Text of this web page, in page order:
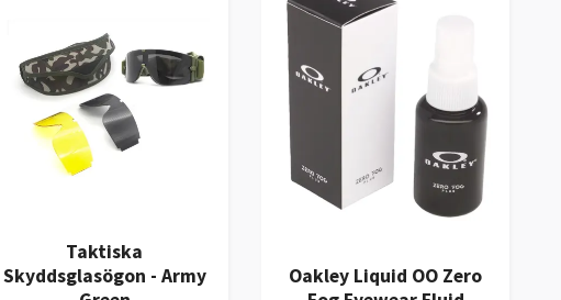
Taktiska
Skyddsglasögon - Army
Oakley Liquid OO Zero